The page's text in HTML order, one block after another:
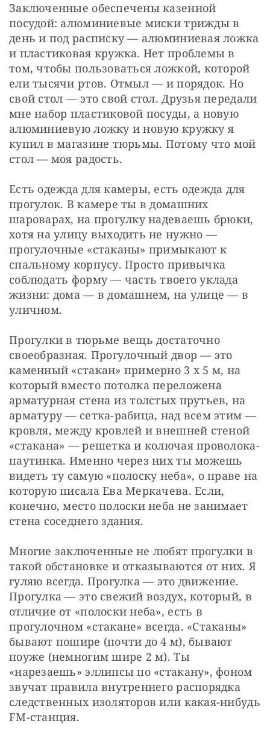
Заключенные обеспечены казенной
посудой: алюминиевые миски трижды в
день и под расписку — алюминиевая ложка
и пластиковая кружка. Нет проблемы в
том, чтобы пользоваться ложкой, которой
ели тысячи ртов. Отмыл — и порядок. Но
свой стол — это свой стол. Друзья передали
мне набор пластиковой посуды, а новую
алюминиевую ложку и новую кружку я
купил в магазине тюрьмы. Потому что мой
стол — моя радость.
Есть одежда для камеры, есть одежда для
прогулок. В камере ты в домашних
шароварах, на прогулку надеваешь брюки,
хотя на улицу выходить не нужно —
прогулочные «стаканы» примыкают к
спальному корпусу. Просто привычка
соблюдать форму — часть твоего уклада
жизни: дома — в домашнем, на улице — в
уличном.
Прогулки в тюрьме вещь достаточно
своеобразная. Прогулочный двор — это
каменный «стакан» примерно 3 х 5 м, на
который вместо потолка переложена
арматурная стена из толстых прутьев, на
арматуру — сетка-рабица, над всем этим —
кровля, между кровлей и внешней стеной
«стакана» — решетка и колючая проволока-
паутинка. Именно через них ты можешь
видеть ту самую «полоску неба», о праве на
которую писала Ева Меркачева. Если,
конечно, место полоски неба не занимает
стена соседнего здания.
Многие заключенные не любят прогулки в
такой обстановке и отказываются от них. Я
гуляю всегда. Прогулка — это движение.
Прогулка — это свежий воздух, который, в
отличие от «полоски неба», есть в
прогулочном «стакане» всегда. «Стаканы»
бывают пошире (почти до 4 м), бывают
поуже (немногим шире 2 м). Ты
«нарезаешь» эллипсы по «стакану», фоном
звучат правила внутреннего распорядка
следственных изоляторов или какая-нибудь
FM-станция.